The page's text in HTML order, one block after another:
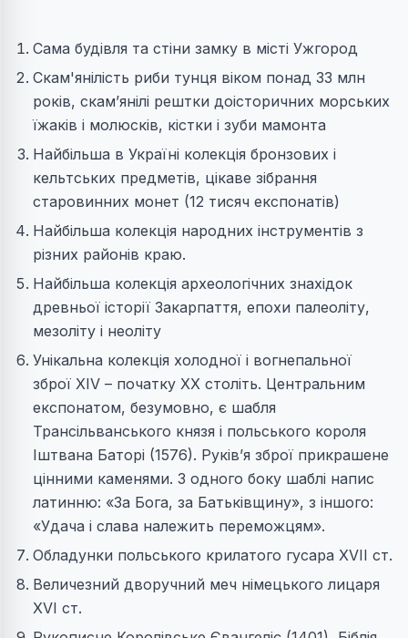
Сама будівля та стіни замку в місті Ужгород
Скам'янілість риби тунця віком понад 33 млн
років, скам’янілі рештки доісторичних морських
їжаків і молюсків, кістки і зуби мамонта
Найбільша в Україні колекція бронзових і
кельтських предметів, цікаве зібрання
старовинних монет (12 тисяч експонатів)
Найбільша колекція народних інструментів з
різних районів краю.
Найбільша колекція археологічних знахідок
древньої історії Закарпаття, епохи палеоліту,
мезоліту і неоліту
Унікальна колекція холодної і вогнепальної
зброї XIV – початку XX століть. Центральним
експонатом, безумовно, є шабля
Трансільванського князя і польського короля
Іштвана Баторі (1576). Руків’я зброї прикрашене
цінними каменями. З одного боку шаблі напис
латинню: «За Бога, за Батьківщину», з іншого:
«Удача і слава належить переможцям».
Обладунки польського крилатого гусара XVII ст.
Величезний дворучний меч німецького лицаря
XVI ст.